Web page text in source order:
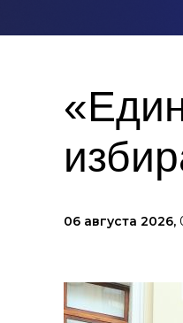
06 августа 2026,